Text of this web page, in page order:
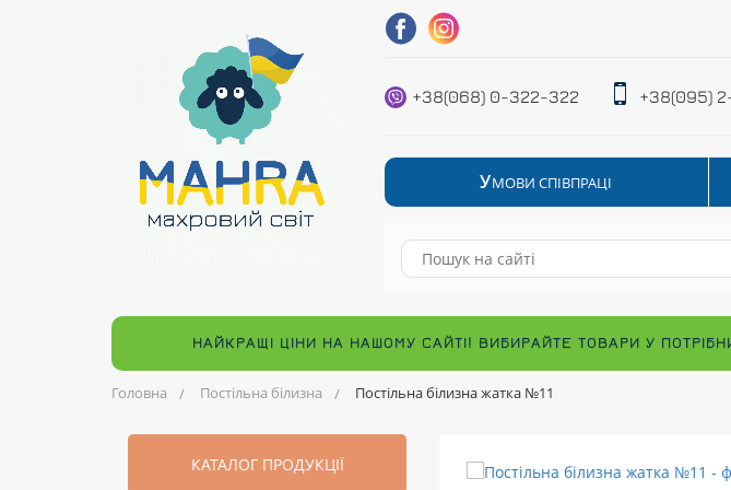
+38(068) 0-322-322 +38(095)
УМОВИ СПІВПРАЦІ
НАЙКРАЩІ ЦІНИ НА НАШОМУ САЙТІ! ВИБИРАЙТЕ ТОВАРИ У
Головна Постільна білизна Постільна білизна жатка №11
КАТАЛОГ ПРОДУКЦІЇ